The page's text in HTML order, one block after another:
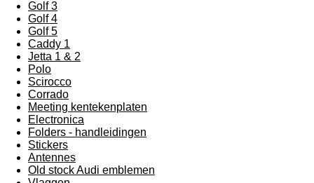
Golf 3
Golf 4
Golf 5
Caddy 1
Jetta 1 & 2
Polo
Scirocco
Corrado
Meeting kentekenplaten
Electronica
Folders - handleidingen
Stickers
Antennes
Old stock Audi emblemen